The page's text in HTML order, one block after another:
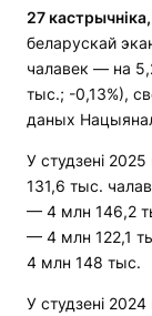
27 кастрычніка,
беларускай
чалавек — на
тыс.; -0,13%),
даных
У студзені
131,6 тыс.
— 4 млн 146,2
— 4 млн 122,1
4 млн 148 тыс.
У студзені